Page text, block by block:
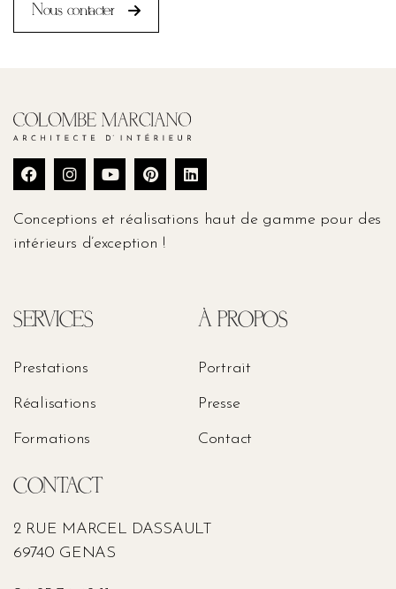
Nous contacter
Conceptions et réalisations haut de gamme pour des
intérieurs d’exception !
SERVICES
Prestations
Réalisations
Formations
À PROPOS
Portrait
Presse
Contact
CONTACT
2 RUE MARCEL DASSAULT
69740 GENAS